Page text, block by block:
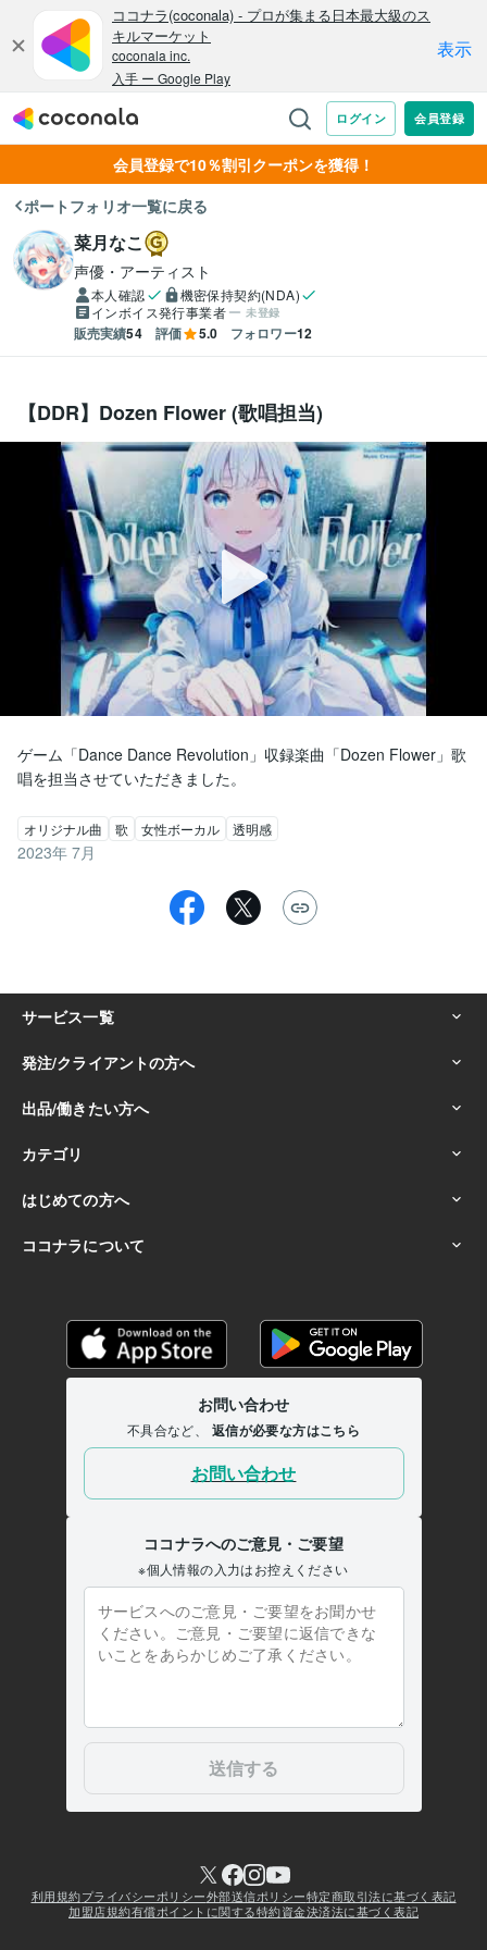
会員登録で10％割引クーポンを獲得！
ポートフォリオ一覧に戻る
菜月なこ
声優・アーティスト
本人確認
機密保持契約(NDA)
インボイス発行事業者
未登録
販売実績54 評価 5.0 フォロワー12
【DDR】Dozen Flower (歌唱担当)
ゲーム「Dance Dance Revolution」収録楽曲「Dozen Flower」歌
唱を担当させていただきました。
オリジナル曲 歌 女性ボーカル 透明感
2023年 7月